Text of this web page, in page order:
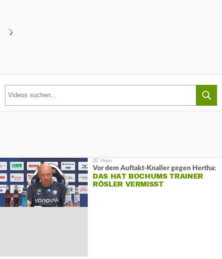
Vor dem Auftakt-Knaller gegen Hertha:
DAS HAT BOCHUMS TRAINER
RÖSLER VERMISST